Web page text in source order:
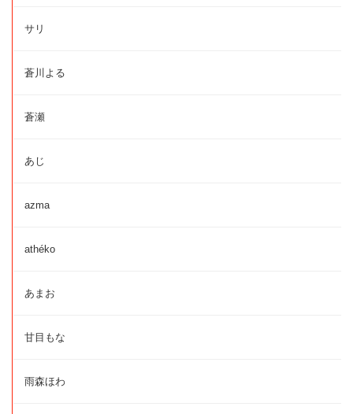
サリ
蒼川よる
蒼瀬
あじ
azma
athéko
あまお
甘目もな
雨森ほわ